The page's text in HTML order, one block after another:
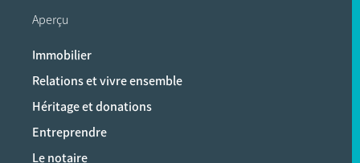
Aperçu
Immobilier
Relations et vivre ensemble
Héritage et donations
Entreprendre
Le notaire